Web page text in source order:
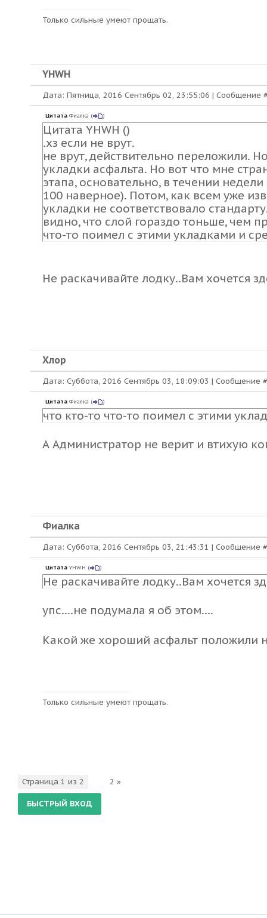
Только сильные умеют прощать.
YHWH
Дата: Пятница, 2016 Сентябрь 02, 23:55:06 | Сообщение
Цитата Фиалка ( )
Цитата YHWH ()
.хз если не врут.
не врут, действительно переложили.
укладки асфальта. Но вот что мне
этапа, основательно, в течении
100 наверное). Потом, как всем уже
укладки не соответствовало
видно, что слой гораздо тоньше, чем
что-то поимел с этими укладками и
Не раскачивайте лодку..Вам хочется
Хлор
Дата: Суббота, 2016 Сентябрь 03, 18:09:03 | Сообщение
Цитата Фиалка ( )
что кто-то что-то поимел с этими
А Администратор не верит и втихую
Фиалка
Дата: Суббота, 2016 Сентябрь 03, 21:43:31 | Сообщение
Цитата YHWH ( )
Не раскачивайте лодку..Вам хочется
упс....не подумала я об этом....
Какой же хороший асфальт положили
Только сильные умеют прощать.
Страница 1 из 2 2 »